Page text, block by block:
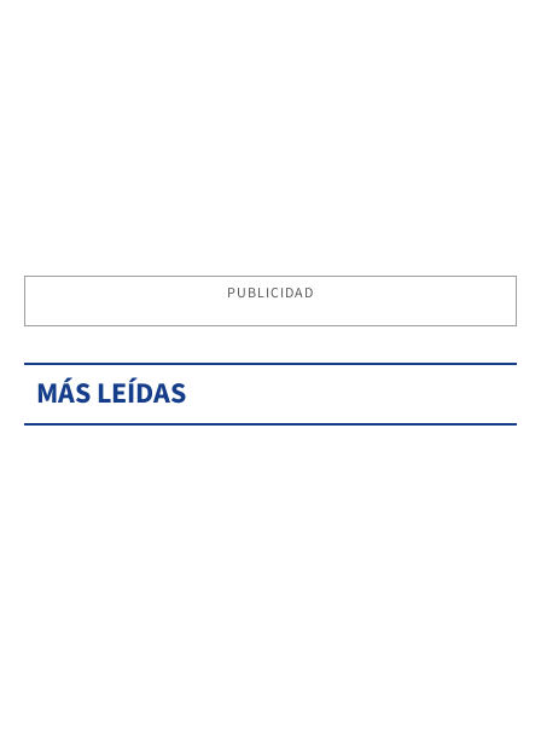
PUBLICIDAD
MÁS LEÍDAS